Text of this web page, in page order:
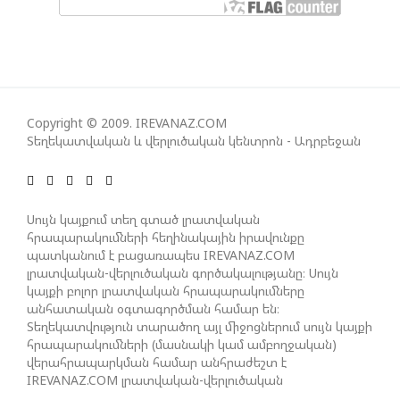
ՀԱՊԿ-Ի ՄԱՍՆԱԿՑՈՒԹՅՈՒՆԸ ՂԱՐԱԲԱՂՅԱՆ
ԳՈՐԾՈՒՆԵՈՒԹՅՈՒՆ ԱԴՐԲԵՋԱՆՈՒՄ ԱՆՕՐԻՆԱԿԱՆ
Է ՃԱՆԱՉՎԵԼ
ՄԱԼԴԻՎՑԻ ԳՈՐԾԸՆԿԵՐ ՄՈՀԱՄՄԵԴ ՄՈՒԻԶԱՅԻՆ.
«ՄԵՆՔ ԳՈՀ ԵՆՔ ԱԴՐԲԵՋԱՆԻ ԵՎ ՄԱԼԴԻՎՆԵՐԻ
ՄԻՋԵՎ ՀԱՐԱԲԵՐՈՒԹՅՈՒՆՆԵՐԻ ԴԻՆԱՄԻԿ
ԶԱՐԳԱՑՈՒՄԻՑ»
ՇԱՐՈՒՆԱԿՎՈՒՄ Է «ՄԵԾ ՎԵՐԱԴԱՐՁ» ԾՐԱԳՐԻ
ԻՐԱԿԱՆԱՑՈՒՄԸ
Copyright © 2009. IREVANAZ.COM
Տեղեկատվական և վերլուծական կենտրոն - Ադրբեջան
Սույն կայքում տեղ գտած լրատվական
հրապարակումների հեղինակային իրավունքը
պատկանում է բացառապես IREVANAZ.COM
լրատվական-վերլուծական գործակալությանը։ Սույն
կայքի բոլոր լրատվական հրապարակումները
անհատական օգտագործման համար են։
Տեղեկատվություն տարածող այլ միջոցներում սույն կայքի
հրապարակումների (մասնակի կամ ամբողջական)
վերահրապարկման համար անհրաժեշտ է
IREVANAZ.COM լրատվական-վերլուծական